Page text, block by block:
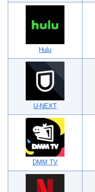
Hulu
U-NEXT
DMM TV